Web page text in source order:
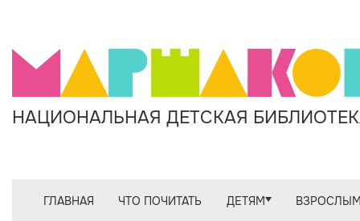
НАЦИОНАЛЬНАЯ ДЕТСКАЯ
ГЛАВНАЯ ЧТО ПОЧИТАТЬ ДЕТЯМ